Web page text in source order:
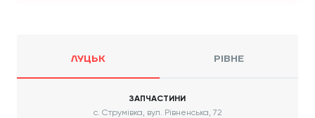
ЛУЦЬК РІВНЕ
ЗАПЧАСТИНИ
с. Струмівка, вул. Рівненська, 72